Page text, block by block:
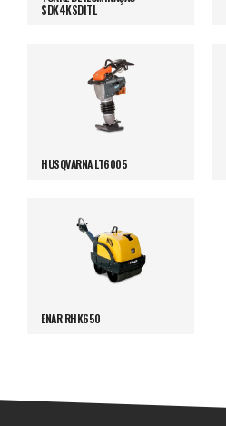
SDK4KSDITL
HUSQVARNA LT6005
ENAR RHK650